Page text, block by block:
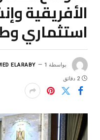
الأفريقية
استثماري
بواسطة ELARABY 1 مارس، 2026
2 دقائق